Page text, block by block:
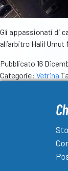
Gli appassionati di
all’arbitro Halil
Pubblicato 16
Categorie: Vetrina